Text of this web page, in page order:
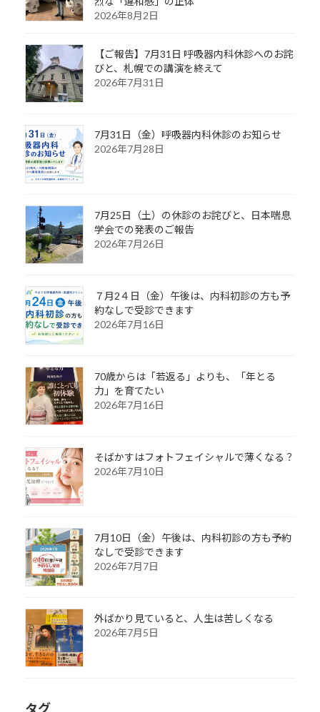
2026年8月2日
【ご報告】7月31日 呼吸器内科休診へのお詫
びと、札幌での講演を終えて
2026年7月31日
7月31日（金）呼吸器内科休診のお知らせ
2026年7月28日
7月25日（土）の休診のお詫びと、日本喘息
学会での発表のご報告
2026年7月26日
７月2４日（金）午後は、内科初診の方も予
約なしで受診できます
2026年7月16日
70歳からは「若返る」よりも、「年とる
力」を育てたい
2026年7月16日
そばかすはフォトフェイシャルで薄くなる？
2026年7月10日
7月10日（金）午後は、内科初診の方も予約
なしで受診できます
2026年7月7日
外ばかり見ていると、人生は苦しくなる
2026年7月5日
タグ